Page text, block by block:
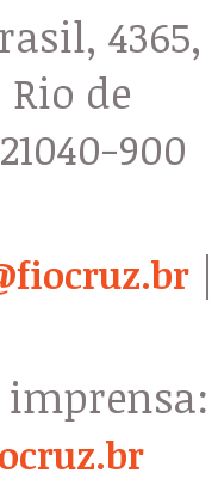
4365,
de
900
|
imprensa: